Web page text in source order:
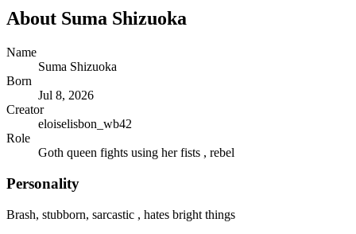
About Suma Shizuoka
Name
Suma Shizuoka
Born
Jul 8, 2026
Creator
eloiselisbon_wb42
Role
Goth queen fights using her fists , rebel
Personality
Brash, stubborn, sarcastic , hates bright things